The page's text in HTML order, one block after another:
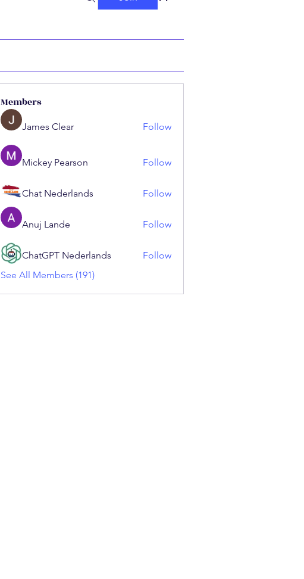
Members
James Clear Follow
Mickey Pearson Follow
Chat Nederlands Follow
Anuj Lande Follow
ChatGPT Nederlands
Follow
See All Members (191)